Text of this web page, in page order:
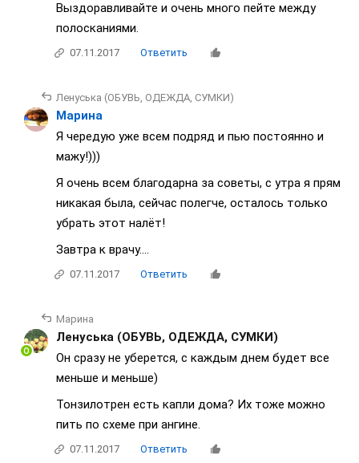
Выздоравливайте и очень много пейте между
полосканиями.
07.11.2017 Ответить
Ленуська (ОБУВЬ, ОДЕЖДА, СУМКИ)
Марина
Я чередую уже всем подряд и пью постоянно и
мажу!)))
Я очень всем благодарна за советы, с утра я прям
никакая была, сейчас полегче, осталось только
убрать этот налёт!
Завтра к врачу....
07.11.2017 Ответить
Марина
Ленуська (ОБУВЬ, ОДЕЖДА, СУМКИ)
Он сразу не уберется, с каждым днем будет все
меньше и меньше)
Тонзилотрен есть капли дома? Их тоже можно
пить по схеме при ангине.
07.11.2017 Ответить